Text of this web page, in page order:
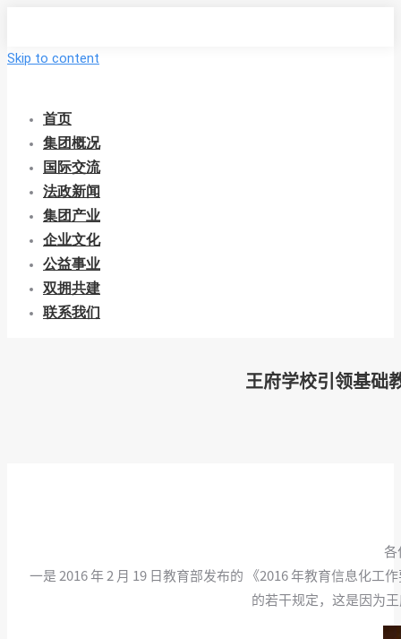
Skip to content
首页
集团概况
国际交流
法政新闻
集团产业
企业文化
公益事业
双拥共建
联系我们
王府学校引领基础
各
一是 2016 年 2 月 19 日教育部发布的 《2016 年教育信息化
的若干规定，这是因为